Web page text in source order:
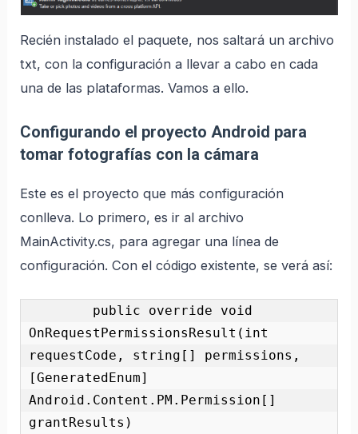
Recién instalado el paquete, nos saltará un archivo
txt, con la configuración a llevar a cabo en cada
una de las plataformas. Vamos a ello.
Configurando el proyecto Android para
tomar fotografías con la cámara
Este es el proyecto que más configuración
conlleva. Lo primero, es ir al archivo
MainActivity.cs, para agregar una línea de
configuración. Con el código existente, se verá así:
OnRequestPermissionsResult(int
requestCode, string[] permissions,
[GeneratedEnum]
Android.Content.PM.Permission[]
grantResults)